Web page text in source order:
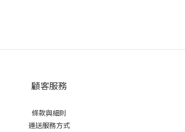
顧客服務
條款與細則
運送服務方式